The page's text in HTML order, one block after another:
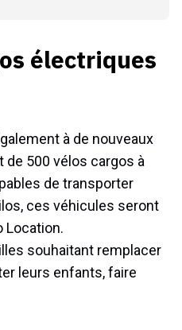
électriques
à de nouveaux
de 500 vélos cargos à
de transporter
ces véhicules seront
Location.
souhaitant remplacer
leurs enfants, faire